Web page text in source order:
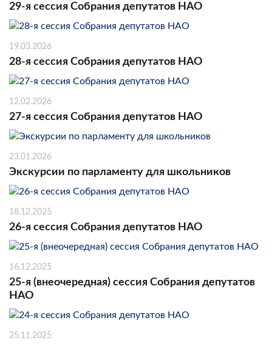
29-я сессия Собрания депутатов НАО
19.03.2026
28-я сессия Собрания депутатов НАО
12.02.2026
27-я сессия Собрания депутатов НАО
23.01.2026
Экскурсии по парламенту для школьников
18.12.2025
26-я сессия Собрания депутатов НАО
16.12.2025
25-я (внеочередная) сессия Собрания депутатов
НАО
25.11.2025